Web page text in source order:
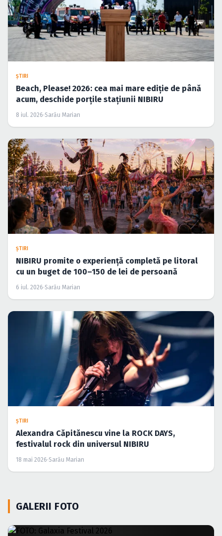
ŞTIRI
Beach, Please! 2026: cea mai mare ediție de până
acum, deschide porțile stațiunii NIBIRU
8 iul. 2026·Sarău Marian
ŞTIRI
NIBIRU promite o experiență completă pe litoral
cu un buget de 100–150 de lei de persoană
6 iul. 2026·Sarău Marian
ŞTIRI
Alexandra Căpitănescu vine la ROCK DAYS,
festivalul rock din universul NIBIRU
18 mai 2026·Sarău Marian
GALERII FOTO